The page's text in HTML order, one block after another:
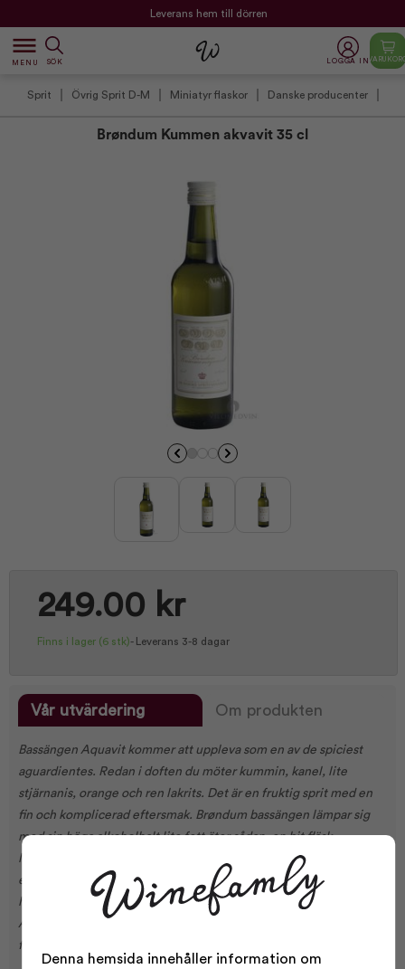
Leverans hem till dörren
dehaze
MENU SÖK LOGGA IN
Sprit Övrig Sprit D-M Miniatyr flaskor Danske producenter
Brøndum Kummen akvavit 35 cl
249.00 kr
Finns i lager (6 stk)- Leverans 3-8 dagar
Vår utvärdering Om produkten
Bassängen Aquavit kommer att uppleva som en av de spiciest
aguardientes. Redan i doften du möter kummin, kanel, lite
stjärnanis, orange och ren lakrits. Det är en fruktig sprit med en
fin och komplicerad eftersmak. Brøndum bassängen lämpar sig
med sin höga alkoholhalt lite fett äter sådan. en bit fläsk
leverpastej eller surt. Det är bäst när du tjänar det kylda, så ge det
en fin kontrast till den smak fett i fast föda, samtidigt som den
högra extra smak och doft. Det var fest brændevinsbrænder
Anthon Brøndum (1809-1873), som gav namn till denna konjak för
finsmakare.
Denna hemsida innehåller information om